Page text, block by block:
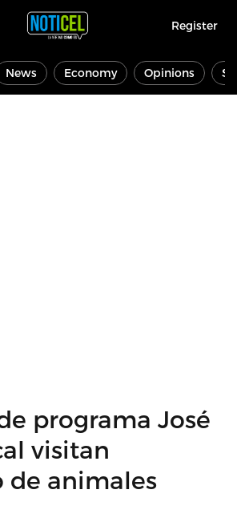
Register
News Economy Opinions
programa José
visitan
de animales